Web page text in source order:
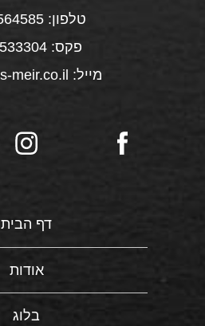
טלפון: 08-8564585
פקס: 08-8533304
מייל: office@s-meir.co.il
דף הבית
אודות
בלוג